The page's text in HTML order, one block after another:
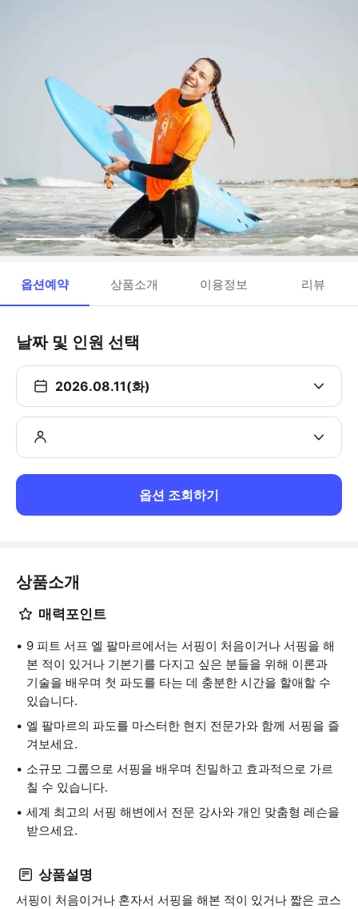
옵션예약 상품소개 이용정보 리뷰
날짜 및 인원 선택
2026.08.11(화)
옵션 조회하기
상품소개
매력포인트
9 피트 서프 엘 팔마르에서는 서핑이 처음이거나 서핑을 해
본 적이 있거나 기본기를 다지고 싶은 분들을 위해 이론과
기술을 배우며 첫 파도를 타는 데 충분한 시간을 할애할 수
있습니다.
엘 팔마르의 파도를 마스터한 현지 전문가와 함께 서핑을 즐
겨보세요.
소규모 그룹으로 서핑을 배우며 친밀하고 효과적으로 가르
칠 수 있습니다.
세계 최고의 서핑 해변에서 전문 강사와 개인 맞춤형 레슨을
받으세요.
상품설명
서핑이 처음이거나 혼자서 서핑을 해본 적이 있거나 짧은 코스